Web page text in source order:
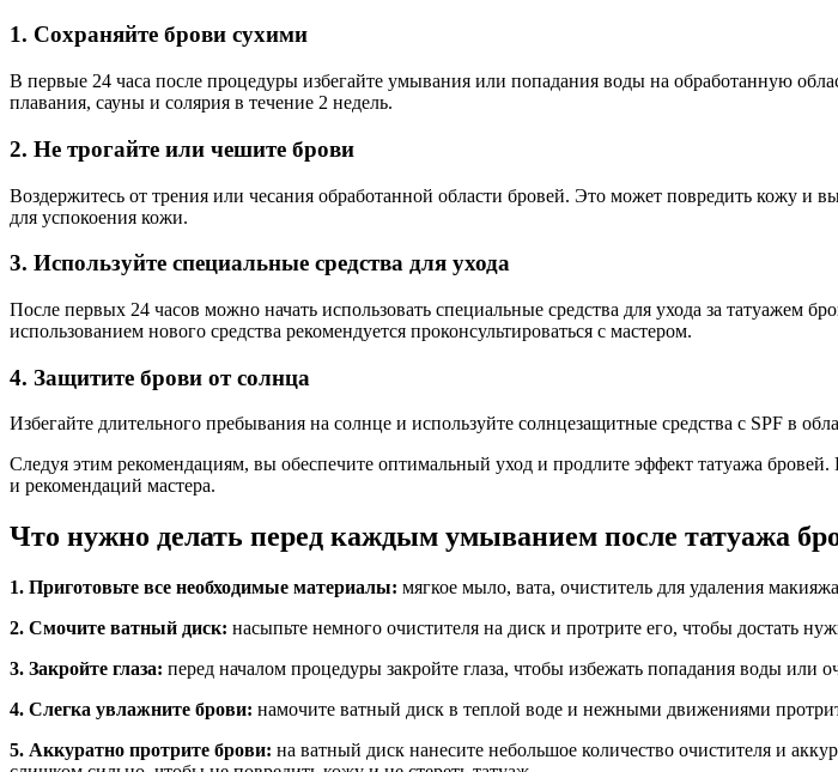
1. Сохраняйте брови сухими
В первые 24 часа после процедуры избегайте умывания или попадания воды на обработанную
плавания, сауны и солярия в течение 2 недель.
2. Не трогайте или чешите брови
Воздержитесь от трения или чесания обработанной области бровей. Это может повредить кожу и
для успокоения кожи.
3. Используйте специальные средства для ухода
После первых 24 часов можно начать использовать специальные средства для ухода за татуажем
использованием нового средства рекомендуется проконсультироваться с мастером.
4. Защитите брови от солнца
Избегайте длительного пребывания на солнце и используйте солнцезащитные средства с SPF в
Следуя этим рекомендациям, вы обеспечите оптимальный уход и продлите эффект татуажа
и рекомендаций мастера.
Что нужно делать перед каждым умыванием после татуажа
1. Приготовьте все необходимые материалы: мягкое мыло, вата, очиститель для удаления
2. Смочите ватный диск: насыпьте немного очистителя на диск и протрите его, чтобы достать
3. Закройте глаза: перед началом процедуры закройте глаза, чтобы избежать попадания воды или
4. Слегка увлажните брови: намочите ватный диск в теплой воде и нежными движениями
5. Аккуратно протрите брови: на ватный диск нанесите небольшое количество очистителя и